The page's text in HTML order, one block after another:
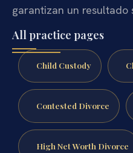
garantizan un resultado
All practice pages
Child Custody
Contested Divorce
High Net Worth Divorce